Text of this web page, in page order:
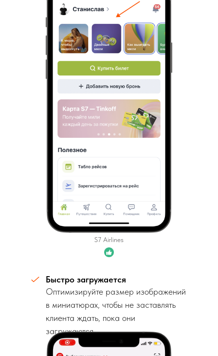
S7 Airlines
Быстро загружается
Оптимизируйте размер изображений
в миниатюрах, чтобы не заставлять
клиента ждать, пока они
загружаются.